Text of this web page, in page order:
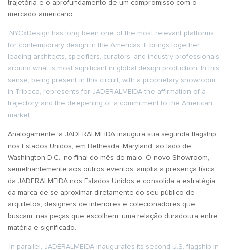
trajetória e o aprofundamento de um compromisso com o
mercado americano.
NYCxDesign has long been one of the most relevant platforms
for contemporary design in the Americas. It brings together
leading architects, specifiers, curators, and industry professionals
around what is most significant in global design production. In this
sense, being present in this circuit, with a proprietary showroom
in Tribeca, represents for JADERALMEIDA the affirmation of a
trajectory and the deepening of a commitment to the American
market.
Analogamente, a JADERALMEIDA inaugura sua segunda flagship
nos Estados Unidos, em Bethesda, Maryland, ao lado de
Washington D.C., no final do mês de maio. O novo Showroom,
semelhantemente aos outros eventos, amplia a presença física
da JADERALMEIDA nos Estados Unidos e consolida a estratégia
da marca de se aproximar diretamente do seu público de
arquitetos, designers de interiores e colecionadores que
buscam, nas peças que escolhem, uma relação duradoura entre
matéria e significado.
In parallel, JADERALMEIDA inaugurates its second U.S. flagship in